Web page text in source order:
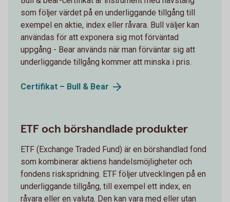
som följer värdet på en underliggande tillgång till
exempel en aktie, index eller råvara. Bull väljer kan
användas för att exponera sig mot förväntad
uppgång - Bear används när man förväntar sig att
underliggande tillgång kommer att minska i pris.
Certifikat – Bull & Bear
ETF och börshandlade produkter
ETF (Exchange Traded Fund) är en börshandlad fond
som kombinerar aktiens handelsmöjligheter och
fondens riskspridning. ETF följer utvecklingen på en
underliggande tillgång, till exempel ett index, en
råvara eller en valuta. Den kan vara med eller utan